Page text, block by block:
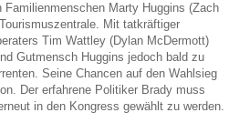
Marty Huggins (Zach
Mit tatkräftiger
Tim Wattley (Dylan McDermott)
Gutmensch Huggins jedoch bald zu
Seine Chancen auf den Wahlsieg
Der erfahrene Politiker Brady muss
in den Kongress gewählt zu werden.